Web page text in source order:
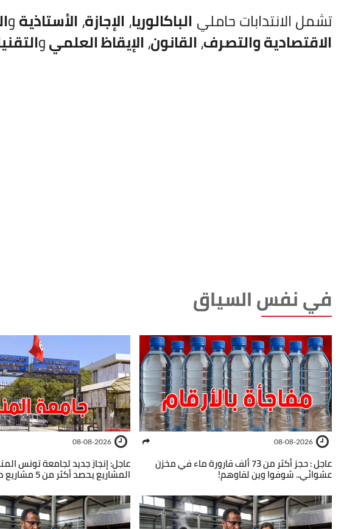
تشمل الانتدابات حاملي الباكالوريا،الإجازة،الأستاذيةو
الاقتصادية والتصرف،القانون،الإيقاظ العلميو
في نفس السياق
08-08-2026
عاجل : حجز أكثر من 73 ألف قارورة ماء في مخزن
عشوائي.. شوفوا وين لقاوهم!
08-08-2026
عاجل: إنجاز جديد لجامعة تونس
المشاريع يحصد أكثر من 5 مشاريع دولية كبرى